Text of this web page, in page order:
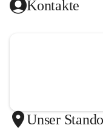
Kontakte
Unser